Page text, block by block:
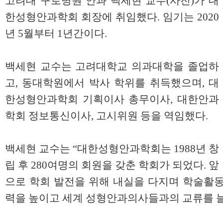
한성형안과학회 회장에 취임했다. 임기는 2020
년 5월부터 1년간이다.
백세현 교수는 고려대학교 의과대학을 졸업하
고, 동대학원에서 박사 학위를 취득했으며, 대
한성형안과학회 기획이사 총무이사, 대한안과
학회 정보통신이사, 고시위원 등을 역임했다.
백세현 교수는 “대한성형안과학회는 1988년 창
립 후 280여명의 회원을 갖춘 학회가 되었다. 앞
으로 학회 발전을 위해 내실을 다지며 학술활
력을 높이고 세계 성형안과의사들과의 교류를